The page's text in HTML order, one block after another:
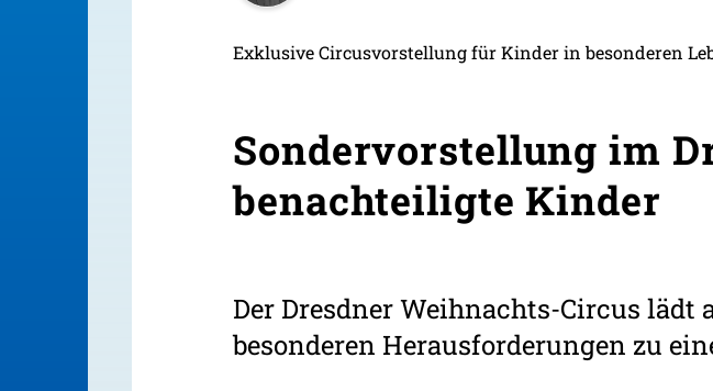
Exklusive Circusvorstellung für Kinder in besonderen
Sondervorstellung im
benachteiligte Kinder
Der Dresdner Weihnachts-Circus lädt
besonderen Herausforderungen zu